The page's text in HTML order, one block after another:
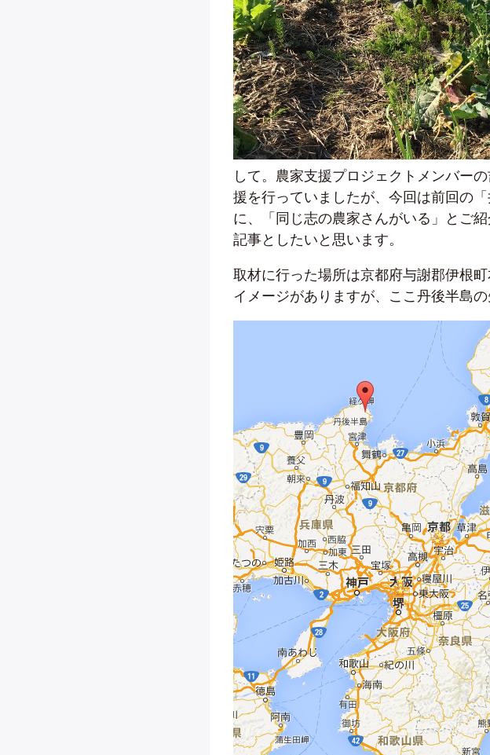
して。農家支援プロジェクトメンバー
援を行っていましたが、今回は前回の
に、「同じ志の農家さんがいる」とご
記事としたいと思います。
取材に行った場所は京都府与謝郡伊根
イメージがありますが、ここ丹後半島